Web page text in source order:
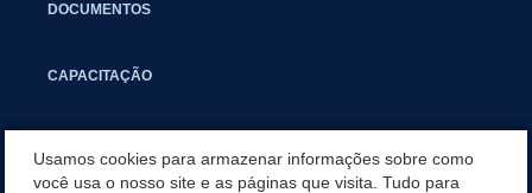
DOCUMENTOS
CAPACITAÇÃO
Usamos cookies para armazenar informações sobre como
você usa o nosso site e as páginas que visita. Tudo para